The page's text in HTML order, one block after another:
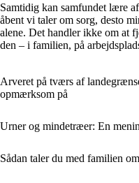
Samtidig kan samfundet lære
åbent vi taler om sorg, desto
alene. Det handler ikke om at
den – i familien, på
Arveret på tværs af
opmærksom på
Urner og mindetræer: En
Sådan taler du med familien